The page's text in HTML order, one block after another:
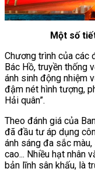
Một số
Chương trình của các
Bác Hồ, truyền thống
ánh sinh động nhiệm
đậm nét hình tượng,
Hải quân”.
Theo đánh giá của
đã đầu tư áp dụng
ánh sáng đa sắc
cao... Nhiều hạt nhân
bản lĩnh sân khấu, là